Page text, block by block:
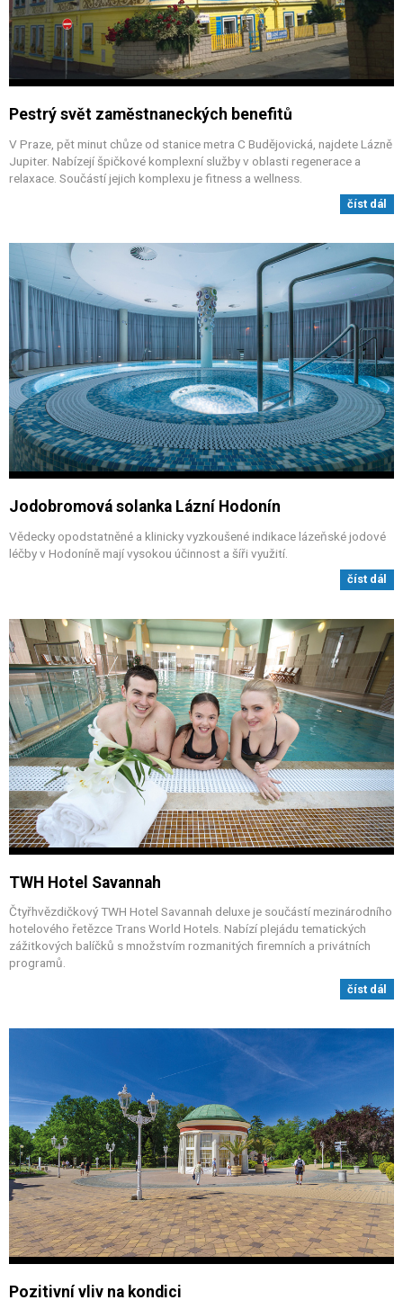
Pestrý svět zaměstnaneckých benefitů
V Praze, pět minut chůze od stanice metra C Budějovická, najdete Lázně
Jupiter. Nabízejí špičkové komplexní služby v oblasti regenerace a
relaxace. Součástí jejich komplexu je fitness a wellness.
číst dál
Jodobromová solanka Lázní Hodonín
Vědecky opodstatněné a klinicky vyzkoušené indikace lázeňské jodové
léčby v Hodoníně mají vysokou účinnost a šíři využití.
číst dál
TWH Hotel Savannah
Čtyřhvězdičkový TWH Hotel Savannah deluxe je součástí mezinárodního
hotelového řetězce Trans World Hotels. Nabízí plejádu tematických
zážitkových balíčků s množstvím rozmanitých firemních a privátních
programů.
číst dál
Pozitivní vliv na kondici